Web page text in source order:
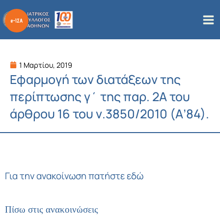
στο
περιεχόμενο
1 Μαρτίου, 2019
Εφαρμογή των διατάξεων της
περίπτωσης γ΄ της παρ. 2Α του
άρθρου 16 του ν.3850/2010 (Α’84).
Για την ανακοίνωση πατήστε εδώ
Πίσω στις ανακοινώσεις